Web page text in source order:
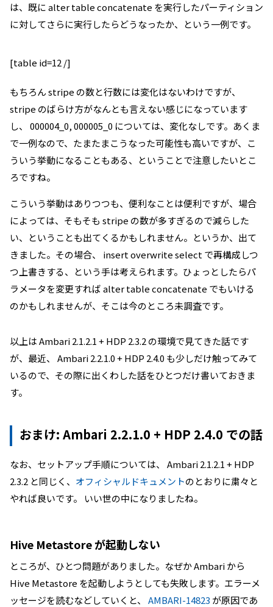
は、既に alter table concatenate を実行したパーティション
に対してさらに実行したらどうなったか、という一例です。
[table id=12 /]
もちろん stripe の数と行数には変化はないわけですが、
stripe のばらけ方がなんとも言えない感じになっています
し、 000004_0, 000005_0 については、変化なしです。あくま
で一例なので、たまたまこうなった可能性も高いですが、こ
ういう挙動になることもある、ということで注意したいとこ
ろですね。
こういう挙動はありつつも、便利なことは便利ですが、場合
によっては、そもそも stripe の数が多すぎるので減らした
い、ということも出てくるかもしれません。というか、出て
きました。その場合、 insert overwrite select で再構成しつ
つ上書きする、という手は考えられます。ひょっとしたらパ
ラメータを変更すれば alter table concatenate でもいける
のかもしれませんが、そこは今のところ未調査です。
以上は Ambari 2.1.2.1 + HDP 2.3.2 の環境で見てきた話です
が、最近、 Ambari 2.2.1.0 + HDP 2.4.0 も少しだけ触ってみて
いるので、その際に出くわした話をひとつだけ書いておきま
す。
おまけ: Ambari 2.2.1.0 + HDP 2.4.0 での話
なお、セットアップ手順については、 Ambari 2.1.2.1 + HDP
2.3.2 と同じく、 オフィシャルドキュメントのとおりに粛々と
やれば良いです。 いい世の中になりましたね。
Hive Metastore が起動しない
ところが、ひとつ問題がありました。なぜか Ambari から
Hive Metastore を起動しようとしても失敗します。エラーメ
ッセージを読むなどしていくと、 AMBARI-14823 が原因であ